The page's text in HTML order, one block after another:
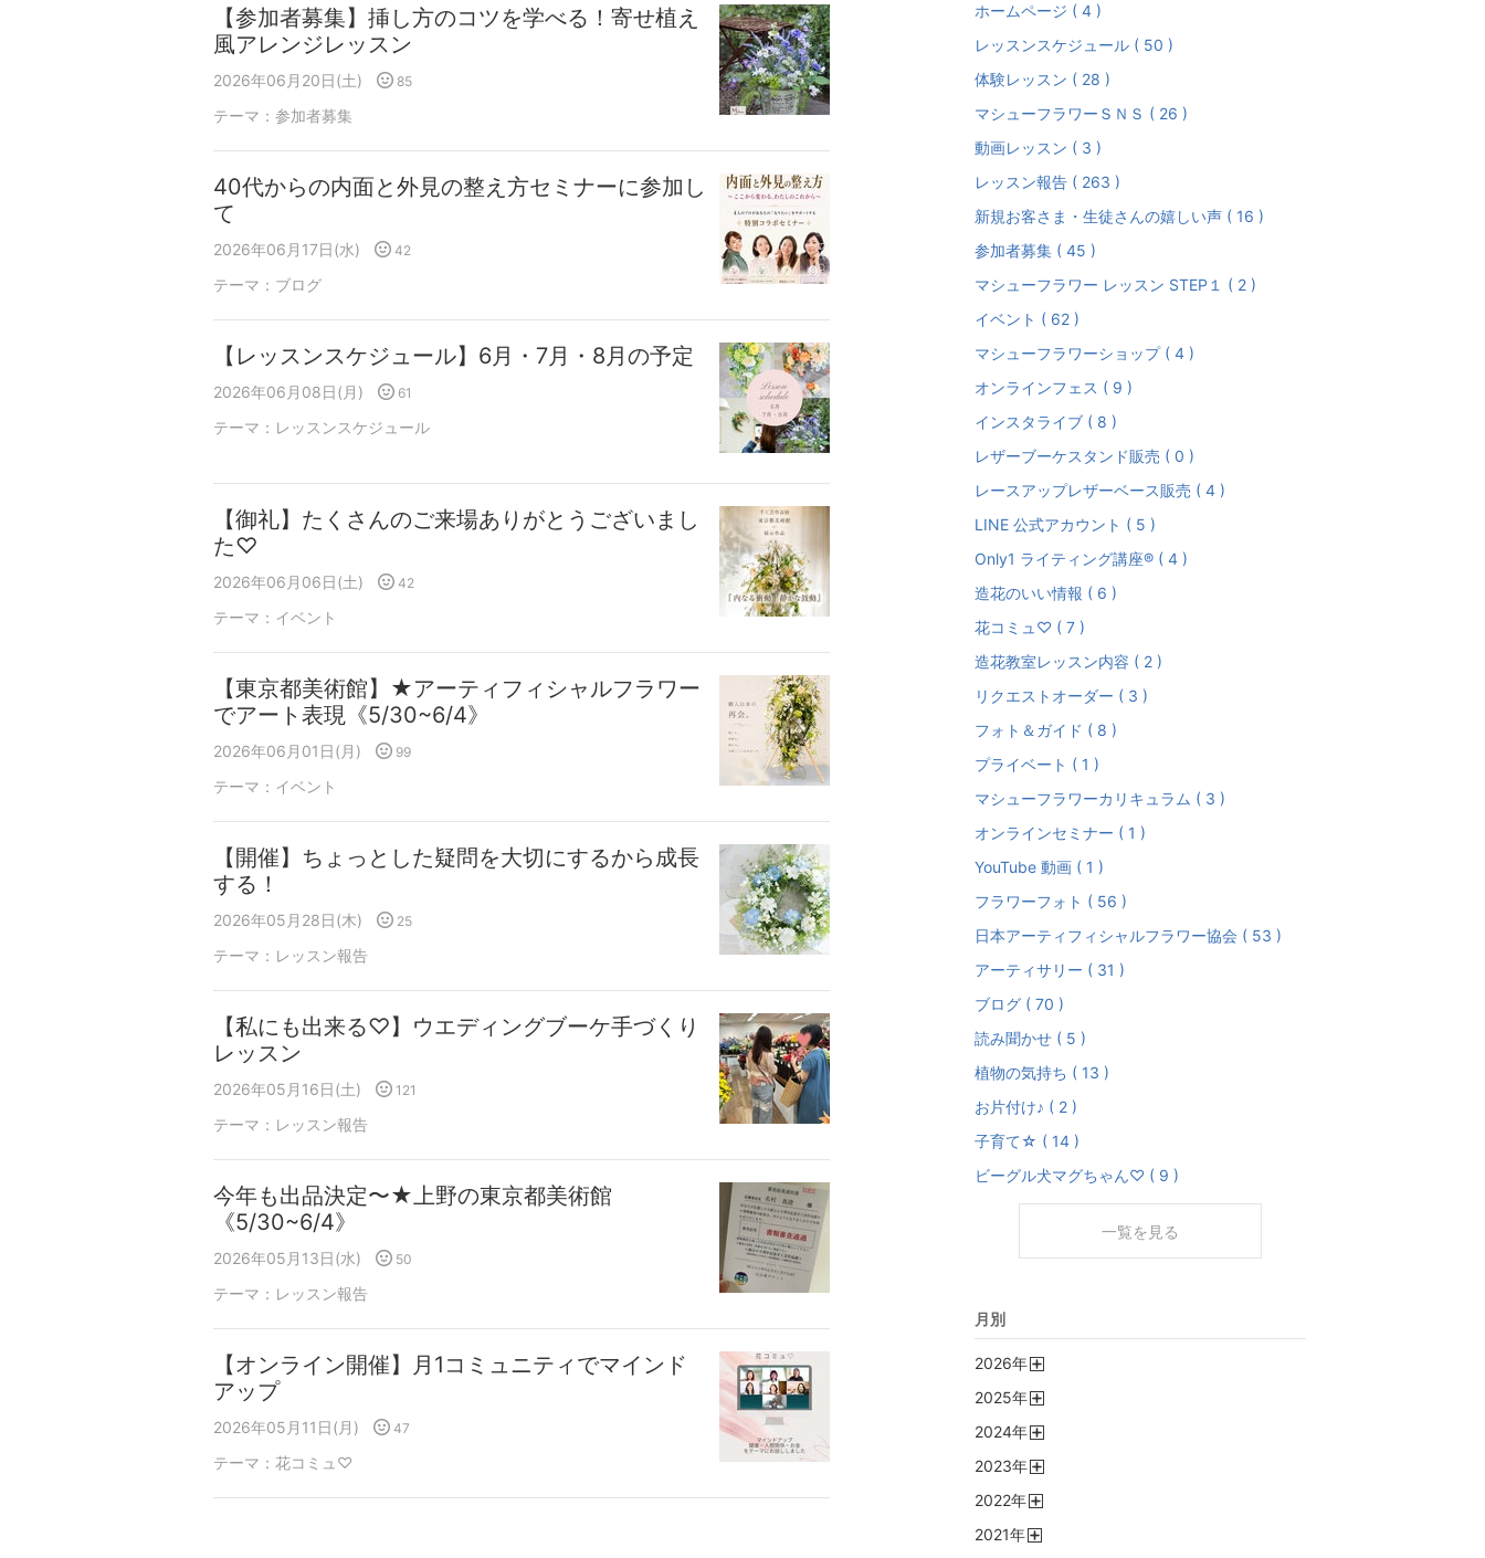
【参加者募集】挿し方のコツを学べる！寄せ植え
風アレンジレッスン
2026年06月20日(土) 85
テーマ： 参加者募集
40代からの内面と外見の整え方セミナーに参加し
て
2026年06月17日(水) 42
テーマ： ブログ
【レッスンスケジュール】6月・7月・8月の予定
2026年06月08日(月) 61
テーマ： レッスンスケジュール
【御礼】たくさんのご来場ありがとうございまし
た♡
2026年06月06日(土) 42
テーマ： イベント
【東京都美術館】★アーティフィシャルフラワー
でアート表現《5/30~6/4》
2026年06月01日(月) 99
テーマ： イベント
【開催】ちょっとした疑問を大切にするから成長
する！
2026年05月28日(木) 25
テーマ： レッスン報告
【私にも出来る♡】ウエディングブーケ手づくり
レッスン
2026年05月16日(土) 121
テーマ： レッスン報告
今年も出品決定〜★上野の東京都美術館
《5/30~6/4》
2026年05月13日(水) 50
テーマ： レッスン報告
【オンライン開催】月1コミュニティでマインド
アップ
2026年05月11日(月) 47
テーマ： 花コミュ♡
ホームページ ( 4 )
レッスンスケジュール ( 50 )
体験レッスン ( 28 )
マシューフラワーＳＮＳ ( 26 )
動画レッスン ( 3 )
レッスン報告 ( 263 )
新規お客さま・生徒さんの嬉しい声 ( 16 )
参加者募集 ( 45 )
マシューフラワー レッスン STEP１ ( 2 )
イベント ( 62 )
マシューフラワーショップ ( 4 )
オンラインフェス ( 9 )
インスタライブ ( 8 )
レザーブーケスタンド販売 ( 0 )
レースアップレザーベース販売 ( 4 )
LINE 公式アカウント ( 5 )
Only1 ライティング講座® ( 4 )
造花のいい情報 ( 6 )
花コミュ♡ ( 7 )
造花教室レッスン内容 ( 2 )
リクエストオーダー ( 3 )
フォト＆ガイド ( 8 )
プライベート ( 1 )
マシューフラワーカリキュラム ( 3 )
オンラインセミナー ( 1 )
YouTube 動画 ( 1 )
フラワーフォト ( 56 )
日本アーティフィシャルフラワー協会 ( 53 )
アーティサリー ( 31 )
ブログ ( 70 )
読み聞かせ ( 5 )
植物の気持ち ( 13 )
お片付け♪ ( 2 )
子育て☆ ( 14 )
ビーグル犬マグちゃん♡ ( 9 )
一覧を見る
月別
2026年
2025年
2024年
2023年
2022年
2021年